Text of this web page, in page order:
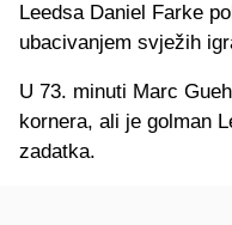
Leedsa Daniel Farke
ubacivanjem svježih
U 73. minuti Marc
kornera, ali je golman
zadatka.